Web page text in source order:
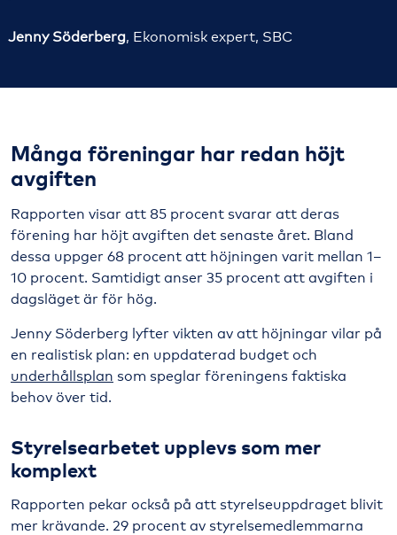
Jenny Söderberg, Ekonomisk expert, SBC
Många föreningar har redan höjt
avgiften
Rapporten visar att 85 procent svarar att deras
förening har höjt avgiften det senaste året. Bland
dessa uppger 68 procent att höjningen varit mellan 1–
10 procent. Samtidigt anser 35 procent att avgiften i
dagsläget är för hög.
Jenny Söderberg lyfter vikten av att höjningar vilar på
en realistisk plan: en uppdaterad budget och
underhållsplan som speglar föreningens faktiska
behov över tid.
Styrelsearbetet upplevs som mer
komplext
Rapporten pekar också på att styrelseuppdraget blivit
mer krävande. 29 procent av styrelsemedlemmarna